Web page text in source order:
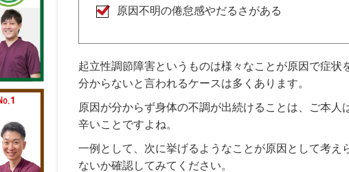
原因不明の倦怠感やだるさがある
起立性調節障害というものは様々なことが原因で症状
分からないと言われるケースは多くあります。
原因が分からず身体の不調が出続けることは、ご本人
辛いことですよね。
一例として、次に挙げるようなことが原因として考え
ないか確認してみてください。